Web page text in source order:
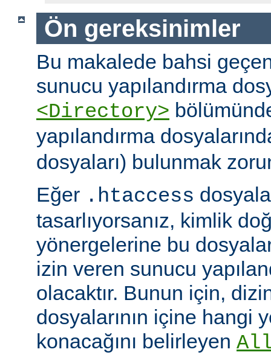
Ön gereksinimler
Bu makalede bahsi
sunucu yapılandırma
<Directory>
yapılandırma
dosyaları) bulunmak
Eğer .htaccess
tasarlıyorsanız, kimlik
yönergelerine bu
izin veren sunucu
olacaktır. Bunun için,
dosyalarının içine hangi
konacağını belirleyen